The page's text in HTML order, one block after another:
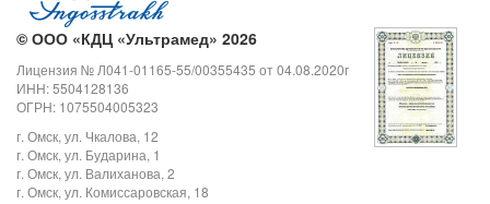
© ООО «КДЦ «Ультрамед» 2026
Лицензия № Л041-01165-55/00355435 от 04.08.2020г
ИНН: 5504128136
ОГРН: 1075504005323
г. Омск, ул. Чкалова, 12
г. Омск, ул. Бударина, 1
г. Омск, ул. Валиханова, 2
г. Омск, ул. Комиссаровская, 18